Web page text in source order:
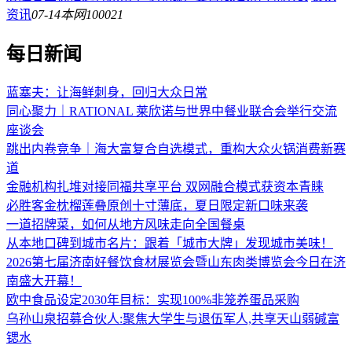
资讯07-14本网100021
每日新闻
蓝塞夫：让海鲜刺身，回归大众日常
同心聚力｜RATIONAL 莱欣诺与世界中餐业联合会举行交流
座谈会
跳出内卷竞争｜海大富复合自选模式，重构大众火锅消费新赛
道
金融机构扎堆对接同福共享平台 双网融合模式获资本青睐
必胜客金枕榴莲叠原创十寸薄底，夏日限定新口味来袭
一道招牌菜，如何从地方风味走向全国餐桌
从本地口碑到城市名片：跟着「城市大牌」发现城市美味！
2026第七届济南好餐饮食材展览会暨山东肉类博览会今日在济
南盛大开幕！
欧中食品设定2030年目标：实现100%非笼养蛋品采购
乌孙山泉招募合伙人:聚焦大学生与退伍军人,共享天山弱碱富
锶水